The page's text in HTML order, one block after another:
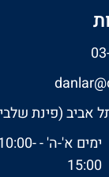
ימים א'-ה' -
15:00